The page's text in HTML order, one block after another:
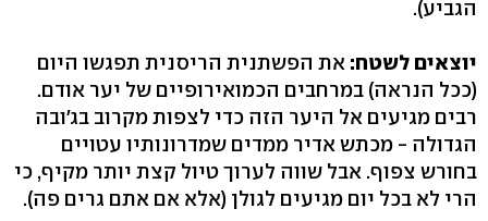
הגביע‭ .(‬
יוצאים לשטח: את הפשתנית הריסנית תפגשו היום
(ככל הנראה) במרחבים הכמואירופיים של יער אודם.
רבים מגיעים אל היער הזה כדי לצפות מקרוב בג'ובה
הגדולה - מכתש אדיר ממדים שמדרונותיו עטויים
בחורש צפוף. אבל שווה לערוך טיול קצת יותר מקיף, כי
הרי לא בכל יום מגיעים לגולן (אלא אם אתם גרים פה‭.(‬